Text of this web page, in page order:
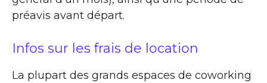
préavis avant départ.
Infos sur les frais de location
La plupart des grands espaces de coworking